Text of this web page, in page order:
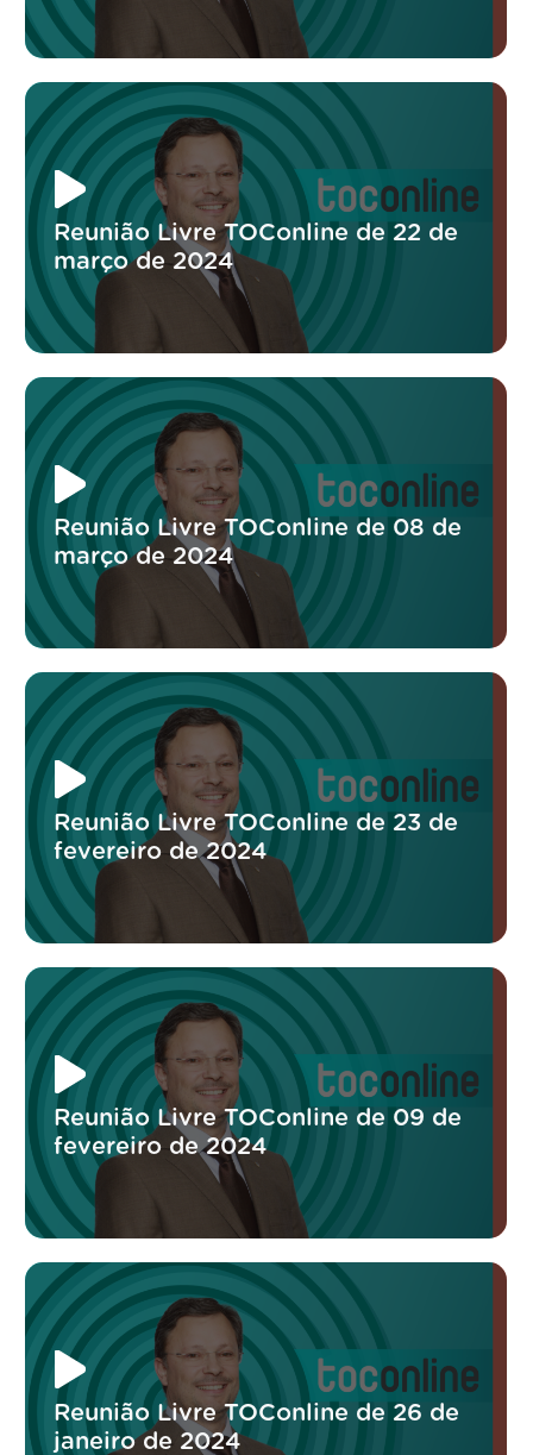
Reunião Livre TOConline de 22 de
março de 2024
Reunião Livre TOConline de 08 de
março de 2024
Reunião Livre TOConline de 23 de
fevereiro de 2024
Reunião Livre TOConline de 09 de
fevereiro de 2024
Reunião Livre TOConline de 26 de
janeiro de 2024